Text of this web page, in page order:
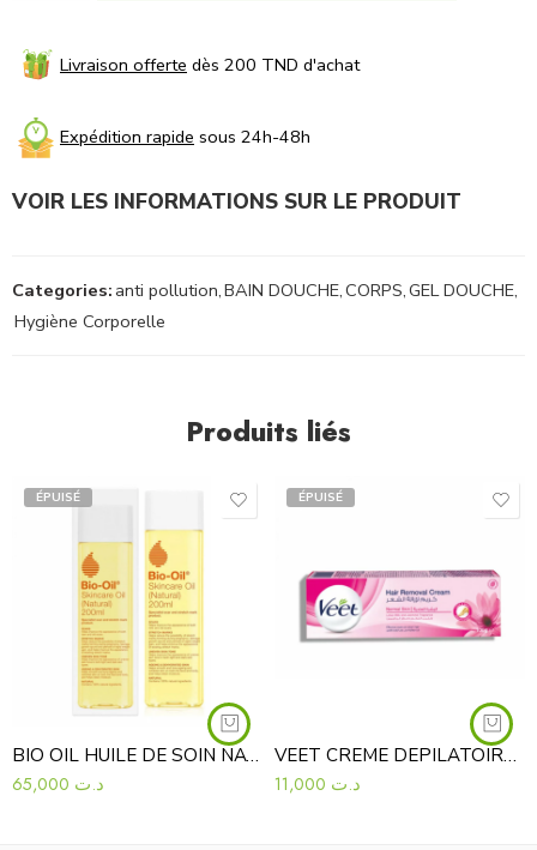
Livraison offerte dès 200 TND d'achat
Expédition rapide sous 24h-48h
VOIR LES INFORMATIONS SUR LE PRODUIT
Categories: anti pollution,BAIN DOUCHE,CORPS,GEL DOUCHE,
Hygiène Corporelle
Produits liés
ÉPUISÉ
BIO OIL HUILE DE SOIN NATURELLE 200ML
د.ت
ÉPUISÉ
VEET CREME DEPILATOIRE PEAUX NORMALES SILK & FRESH
د.ت